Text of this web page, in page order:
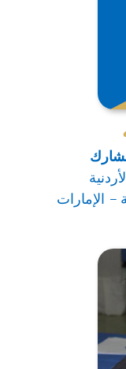
– الإمارات